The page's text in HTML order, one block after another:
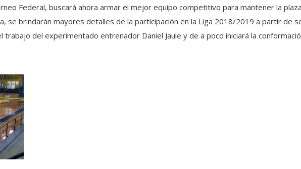
Federal, buscará ahora armar el mejor equipo competitivo para mantener la
se brindarán mayores detalles de la participación en la Liga 2018/2019 a partir de
trabajo del experimentado entrenador Daniel Jaule y de a poco iniciará la